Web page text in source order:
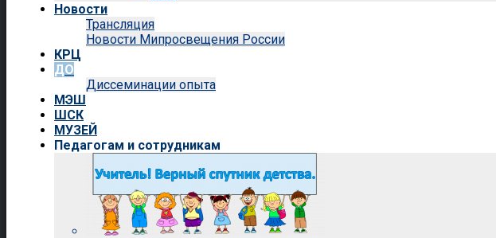
Новости
Трансляция
Новости Мипросвещения России
КРЦ
ДО
Диссеминации опыта
МЭШ
ШСК
МУЗЕЙ
Педагогам и сотрудникам